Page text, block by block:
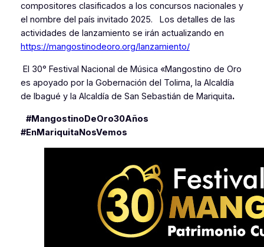
compositores clasificados a los concursos nacionales y
el nombre del país invitado 2025. Los detalles de las
actividades de lanzamiento se irán actualizando en
https://mangostinodeoro.org/lanzamiento/
El 30° Festival Nacional de Música «Mangostino de Oro
es apoyado por la Gobernación del Tolima, la Alcaldía
de Ibagué y la Alcaldía de San Sebastián de Mariquita.
#MangostinoDeOro30Años
#EnMariquitaNosVemos